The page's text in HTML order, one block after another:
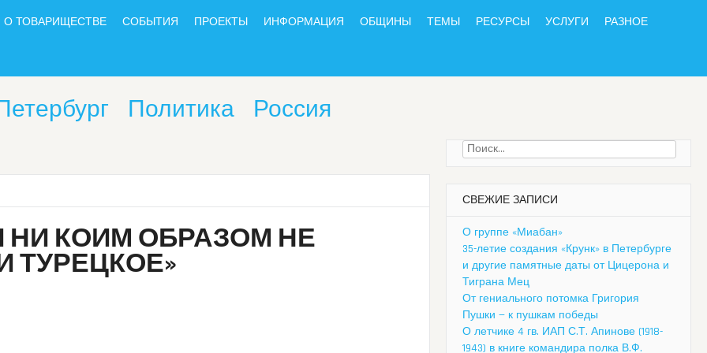
О ТОВАРИЩЕСТВЕ СОБЫТИЯ ПРОЕКТЫ ИНФОРМАЦИЯ ОБЩИНЫ ТЕМЫ РЕСУРСЫ УСЛУГИ РАЗНОЕ
Политика
Россия
НИ КОИМ ОБРАЗОМ НЕ
Найти:
СВЕЖИЕ ЗАПИСИ
О группе «Миабан»
35-летие создания «Крунк» в Петербурге
и другие памятные даты от Цицерона и
Тиграна Мец
От гениального потомка Григория
Пушки — к пушкам победы
О летчике 4 гв. ИАП С.Т. Апинове (1918-
1943) в книге командира полка В.Ф.